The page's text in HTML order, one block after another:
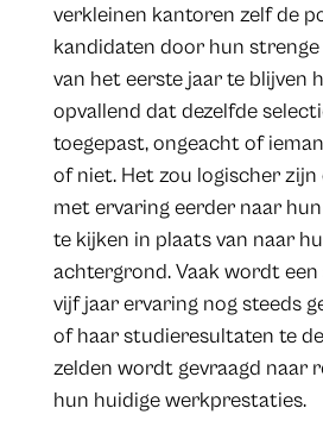
verkleinen kantoren zelf de
kandidaten door hun
van het eerste jaar te blijven
opvallend dat dezelfde
toegepast, ongeacht of
of niet. Het zou logischer zijn
met ervaring eerder naar
te kijken in plaats van naar
achtergrond. Vaak wordt
vijf jaar ervaring nog steeds
of haar studieresultaten te
zelden wordt gevraagd naar
hun huidige werkprestaties.